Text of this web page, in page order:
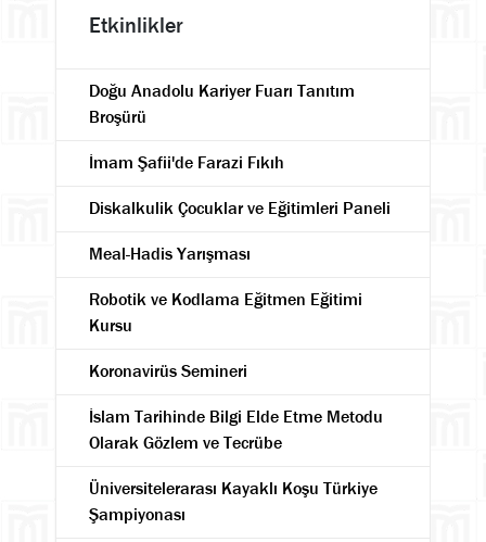
Etkinlikler
Doğu Anadolu Kariyer Fuarı Tanıtım
Broşürü
İmam Şafii'de Farazi Fıkıh
Diskalkulik Çocuklar ve Eğitimleri Paneli
Meal-Hadis Yarışması
Robotik ve Kodlama Eğitmen Eğitimi
Kursu
Koronavirüs Semineri
İslam Tarihinde Bilgi Elde Etme Metodu
Olarak Gözlem ve Tecrübe
Üniversitelerarası Kayaklı Koşu Türkiye
Şampiyonası